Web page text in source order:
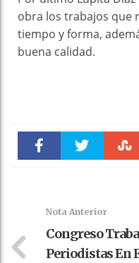
obra los trabajos que
tiempo y forma,
buena calidad.
Nota Anterior
Congreso
Periodistas En